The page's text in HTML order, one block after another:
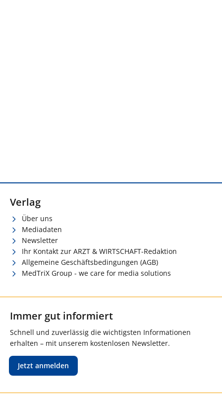
Verlag
Über uns
Mediadaten
Newsletter
Ihr Kontakt zur ARZT & WIRTSCHAFT-Redaktion
Allgemeine Geschäftsbedingungen (AGB)
MedTriX Group - we care for media solutions
Immer gut informiert
Schnell und zuverlässig die wichtigsten Informationen
erhalten – mit unserem kostenlosen Newsletter.
Jetzt anmelden